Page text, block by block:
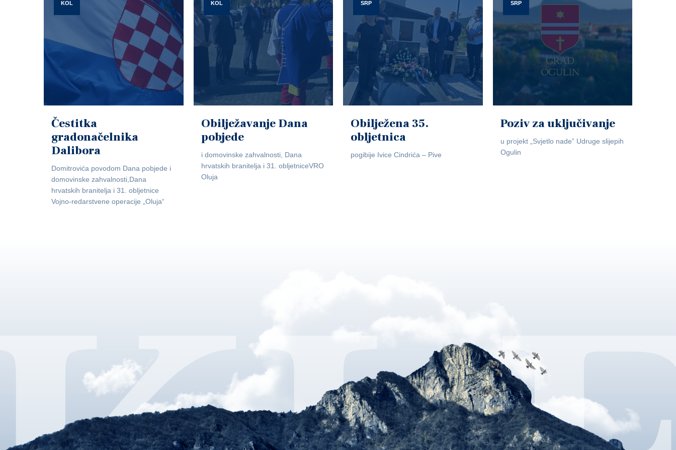
KOL
Čestitka
gradonačelnika
Dalibora
Domitrovića povodom Dana pobjede i
domovinske zahvalnosti,Dana
hrvatskih branitelja i 31. obljetnice
Vojno-redarstvene operacije „Oluja“
KOL
Obilježavanje Dana
pobjede
i domovinske zahvalnosti, Dana
hrvatskih branitelja i 31. obljetniceVRO
Oluja
SRP
Obilježena 35.
obljetnica
pogibije Ivice Cindrića – Pive
SRP
Poziv za uključivanje
u projekt „Svjetlo nade” Udruge slijepih
Ogulin